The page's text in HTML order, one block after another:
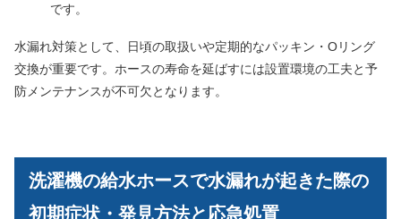
です。
水漏れ対策として、日頃の取扱いや定期的なパッキン・Oリング
交換が重要です。ホースの寿命を延ばすには設置環境の工夫と予
防メンテナンスが不可欠となります。
洗濯機の給水ホースで水漏れが起きた際の
初期症状・発見方法と応急処置